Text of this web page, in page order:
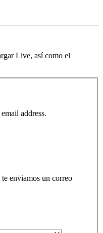
Live, así como el
address.
enviamos un correo